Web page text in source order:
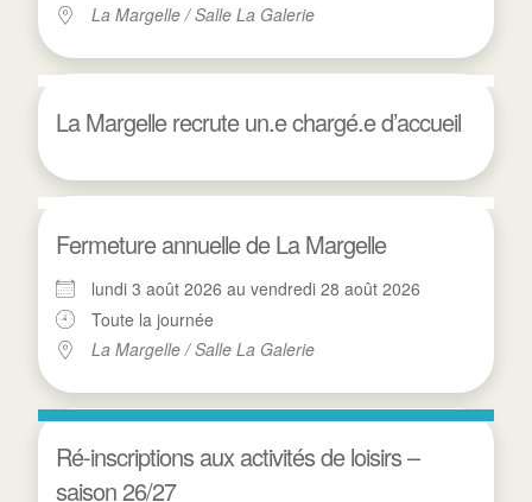
La Margelle / Salle La Galerie
La Margelle recrute un.e chargé.e d’accueil
Fermeture annuelle de La Margelle
lundi 3 août 2026 au vendredi 28 août 2026
Toute la journée
La Margelle / Salle La Galerie
Ré-inscriptions aux activités de loisirs –
saison 26/27